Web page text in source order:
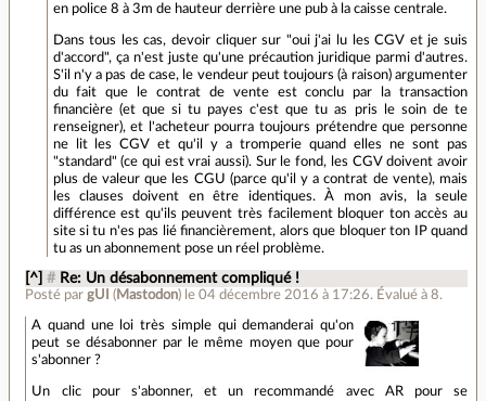
en police 8 à 3m de hauteur derrière une pub à la caisse centrale.
Dans tous les cas, devoir cliquer sur "oui j'ai lu les CGV et je suis
d'accord", ça n'est juste qu'une précaution juridique parmi d'autres.
S'il n'y a pas de case, le vendeur peut toujours (à raison) argumenter
du fait que le contrat de vente est conclu par la transaction
financière (et que si tu payes c'est que tu as pris le soin de te
renseigner), et l'acheteur pourra toujours prétendre que personne
ne lit les CGV et qu'il y a tromperie quand elles ne sont pas
"standard" (ce qui est vrai aussi). Sur le fond, les CGV doivent avoir
plus de valeur que les CGU (parce qu'il y a contrat de vente), mais
les clauses doivent en être identiques. À mon avis, la seule
différence est qu'ils peuvent très facilement bloquer ton accès au
site si tu n'es pas lié financièrement, alors que bloquer ton IP quand
tu as un abonnement pose un réel problème.
[^] # Re: Un désabonnement compliqué !
Posté pargUI ( Mastodon) le 04 décembre 2016 à 17:26. Évalué à8.
A quand une loi très simple qui demanderai qu'on
peut se désabonner par le même moyen que pour
s'abonner ?
Un clic pour s'abonner, et un recommandé avec AR pour se